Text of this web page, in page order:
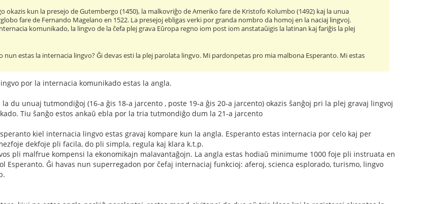
okazis kun la presejo de Gutembergo (1450), la malkovriĝo de Ameriko fare de Kristofo Kolumbo (1492) kaj la unua
fare de Fernando Magelano en 1522. La presejoj ebligas verki por granda nombro da homoj en la naciaj lingvoj.
komunikado, la lingvo de la ĉefa plej grava Eŭropa regno iom post iom anstataŭigis la latinan kaj fariĝis la plej
nun estas la internacia lingvo? Ĝi devas esti la plej parolata lingvo. Mi pardonpetas pro mia malbona Esperanto. Mi estas
por la internacia komunikado estas la angla.
du unuaj tutmondiĝoj (16-a ĝis 18-a jarcento , poste 19-a ĝis 20-a jarcento) okazis ŝanĝoj pri la plej gravaj lingvoj
Tiu ŝanĝo estos ankaŭ ebla por la tria tutmondiĝo dum la 21-a jarcento
kiel internacia lingvo estas gravaj kompare kun la angla. Esperanto estas internacia por celo kaj per
dekfoje pli facila, do pli simpla, regula kaj klara k.t.p.
pli malfrue kompensi la ekonomikajn malavantaĝojn. La angla estas hodiaŭ minimume 1000 foje pli instruata en
Esperanto. Ĝi havas nun superregadon por ĉefaj internaciaj funkcioj: aferoj, scienca esplorado, turismo, lingvo